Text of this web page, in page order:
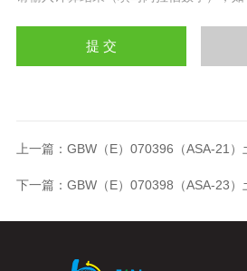
上一篇： GBW（E）070396（ASA-21）
下一篇： GBW（E）070398（ASA-23）